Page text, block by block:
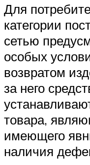
Для
категории
сетью
особых
возвратом
за него
товара,
имеющего
наличия